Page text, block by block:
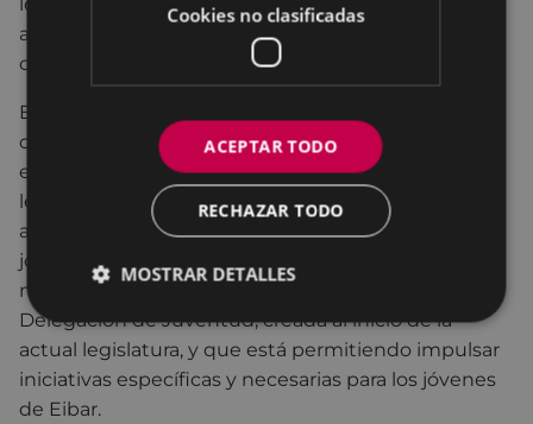
a una vivienda digna y adecuada a sus
circunstancias materiales y proyectos vitales.
El equipo de Gobierno municipal, desde su
compromiso con la Juventud, tal y como se recogía
en el programa electoral socialista de la presente
legislatura, está dando pasos firmes para el
aumento de oportunidades por parte de los
jóvenes y lograr, así, que este colectivo desarrolle al
máximo sus posibilidades. Muestra de ello es la
Delegación de Juventud, creada al inicio de la
actual legislatura, y que está permitiendo impulsar
iniciativas específicas y necesarias para los jóvenes
de Eibar.
Cookies no clasificadas
ACEPTAR TODO
RECHAZAR TODO
MOSTRAR DETALLES